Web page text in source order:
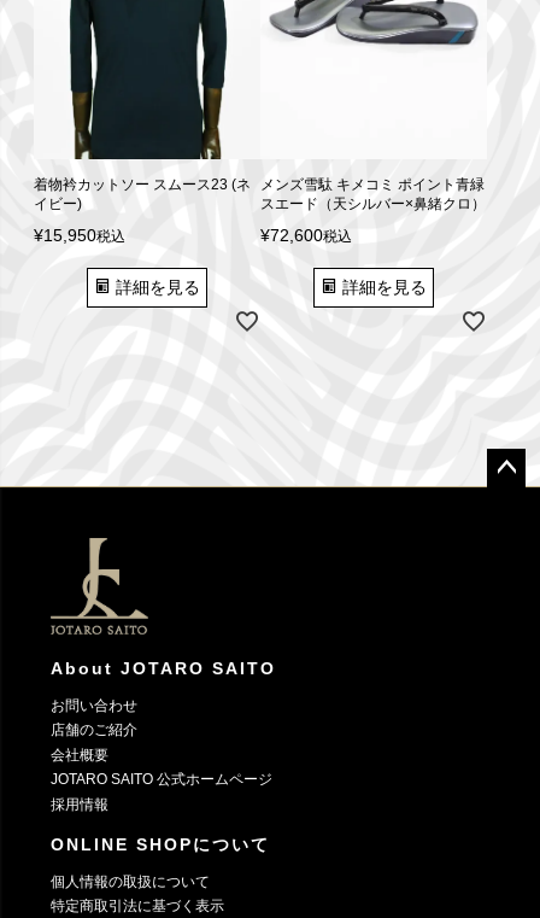
着物衿カットソー スムース23 (ネ
イビー)
¥15,950税込
詳細を見る
メンズ雪駄 キメコミ ポイント青緑
スエード（天シルバー×鼻緒クロ）
¥72,600税込
詳細を見る
About JOTARO SAITO
お問い合わせ
店舗のご紹介
会社概要
JOTARO SAITO 公式ホームページ
採用情報
ONLINE SHOPについて
個人情報の取扱について
特定商取引法に基づく表示